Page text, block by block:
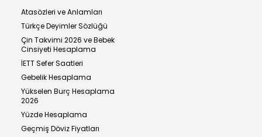
Atasözleri ve Anlamları
Türkçe Deyimler Sözlüğü
Çin Takvimi 2026 ve Bebek
Cinsiyeti Hesaplama
İETT Sefer Saatleri
Gebelik Hesaplama
Yükselen Burç Hesaplama
2026
Yüzde Hesaplama
Geçmiş Döviz Fiyatları